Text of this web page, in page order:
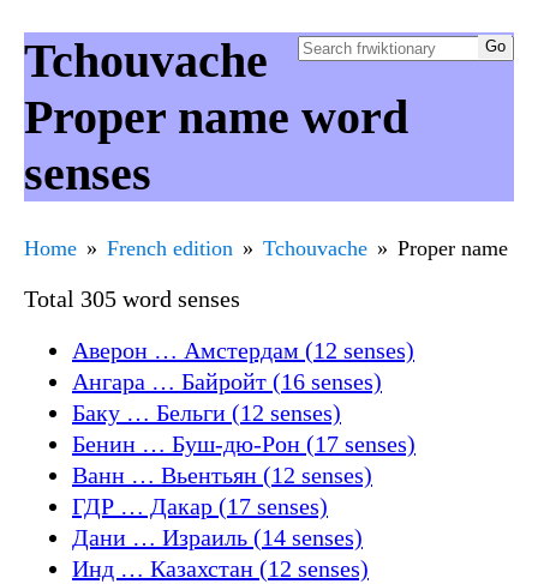
Tchouvache
Proper name word
senses
Home French edition Tchouvache Proper name
Total 305 word senses
Аверон … Амстердам (12 senses)
Ангара … Байройт (16 senses)
Баку … Бельги (12 senses)
Бенин … Буш-дю-Рон (17 senses)
Ванн … Вьентьян (12 senses)
ГДР … Дакар (17 senses)
Дани … Израиль (14 senses)
Инд … Казахстан (12 senses)